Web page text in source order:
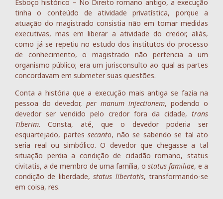
Esboço histórico – No Direito romano antigo, a execução
tinha o conteúdo de atividade privatística, porque a
atuação do magistrado consistia não em tomar medidas
executivas, mas em liberar a atividade do credor, aliás,
como já se repetiu no estudo dos institutos do processo
de conhecimento, o magistrado não pertencia a um
organismo público; era um jurisconsulto ao qual as partes
concordavam em submeter suas questões.
Conta a história que a execução mais antiga se fazia na
pessoa do devedor, per manum injectionem, podendo o
devedor ser vendido pelo credor fora da cidade, trans
Tiberim. Consta, até, que o devedor poderia ser
esquartejado, partes secanto, não se sabendo se tal ato
seria real ou simbólico. O devedor que chegasse a tal
situação perdia a condição de cidadão romano, status
civitatis, a de membro de uma família, o status familiae, e a
condição de liberdade,status libertatis, transformando-se
em coisa, res.